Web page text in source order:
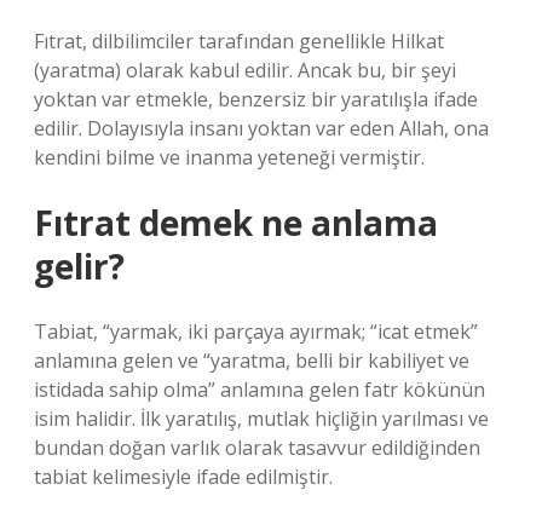
Fıtrat, dilbilimciler tarafından genellikle Hilkat
(yaratma) olarak kabul edilir. Ancak bu, bir şeyi
yoktan var etmekle, benzersiz bir yaratılışla ifade
edilir. Dolayısıyla insanı yoktan var eden Allah, ona
kendini bilme ve inanma yeteneği vermiştir.
Fıtrat demek ne anlama
gelir?
Tabiat, “yarmak, iki parçaya ayırmak; “icat etmek”
anlamına gelen ve “yaratma, belli bir kabiliyet ve
istidada sahip olma” anlamına gelen fatr kökünün
isim halidir. İlk yaratılış, mutlak hiçliğin yarılması ve
bundan doğan varlık olarak tasavvur edildiğinden
tabiat kelimesiyle ifade edilmiştir.